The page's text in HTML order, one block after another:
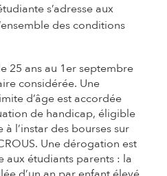
s’adresse aux
des conditions
25 ans au 1er septembre
considérée. Une
d’âge est accordée
de handicap, éligible
à l’instar des bourses sur
Une dérogation est
aux étudiants parents : la